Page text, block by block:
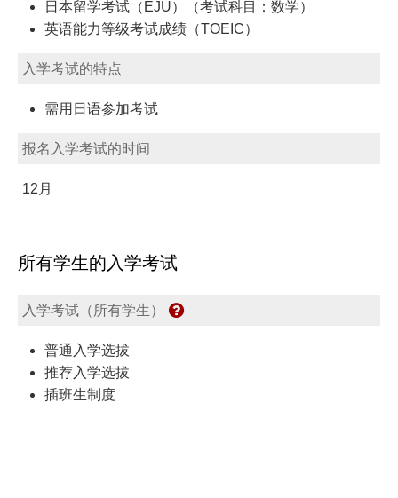
日本留学考试（EJU）（考试科目：数学）
英语能力等级考试成绩（TOEIC）
入学考试的特点
需用日语参加考试
报名入学考试的时间
12月
所有学生的入学考试
入学考试（所有学生）
普通入学选拔
推荐入学选拔
插班生制度